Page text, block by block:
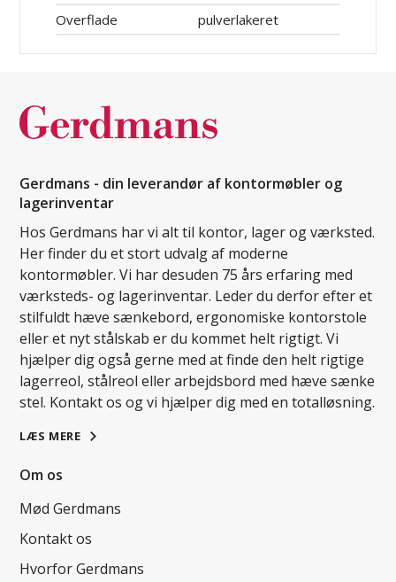
Overflade
pulverlakeret
Gerdmans - din leverandør af kontormøbler og
lagerinventar
Hos Gerdmans har vi alt til kontor, lager og værksted.
Her finder du et stort udvalg af moderne
kontormøbler. Vi har desuden 75 års erfaring med
værksteds- og lagerinventar. Leder du derfor efter et
stilfuldt hæve sænkebord, ergonomiske kontorstole
eller et nyt stålskab er du kommet helt rigtigt. Vi
hjælper dig også gerne med at finde den helt rigtige
lagerreol, stålreol eller arbejdsbord med hæve sænke
stel. Kontakt os og vi hjælper dig med en totalløsning.
LÆS MERE
Om os
Mød Gerdmans
Kontakt os
Hvorfor Gerdmans